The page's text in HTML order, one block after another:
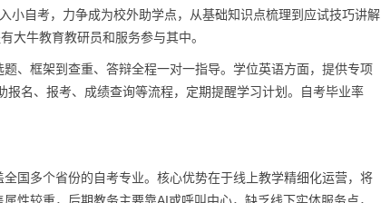
小自考，力争成为校外助学点，从基础知识点梳理到应试技巧讲解
大牛教育教研员和服务参与其中。
、框架到查重、答辩全程一对一指导。学位英语方面，提供专项
名、报考、成绩查询等流程，定期提醒学习计划。自考毕业率
国多个省份的自考专业。核心优势在于线上教学精细化运营，将